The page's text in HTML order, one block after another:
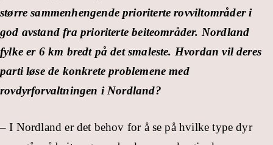
større sammenhengende prioriterte rovviltområder i
god avstand fra prioriterte beiteområder. Nordland
fylke er 6 km bredt på det smaleste. Hvordan vil deres
parti løse de konkrete problemene med
rovdyrforvaltningen i Nordland?
– I Nordland er det behov for å se på hvilke type dyr